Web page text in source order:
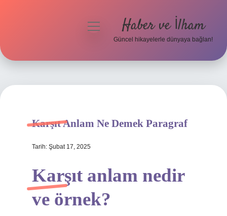
Hakkımızda
menüyü
Haber ve İlham
Güncel hikayelerle dünyaya bağlan!
Karşıt Anlam Ne Demek Paragraf
Tarih: Şubat 17, 2025
Karşıt anlam nedir
ve örnek?